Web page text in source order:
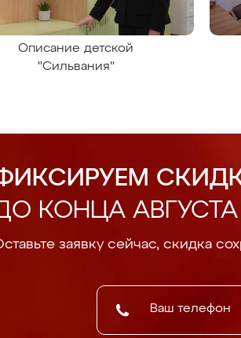
Описание детской
"Сильвания"
КОНЦА АВГУСТА
заявку сейчас, скидка